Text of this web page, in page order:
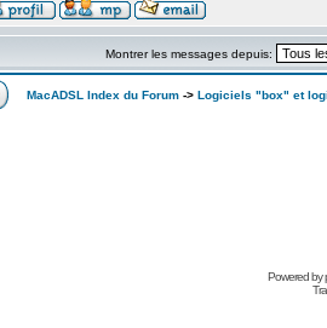
Montrer les messages depuis:
MacADSL Index du Forum -> Logiciels "box" et
Powered by